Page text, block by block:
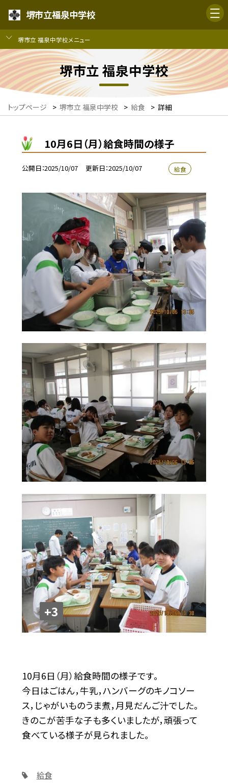
堺市立福泉中学校
堺市立 福泉中学校メニュー
堺市立 福泉中学校
トップページ > 堺市立 福泉中学校 > 給食 > 詳細
10月6日（月）給食時間の様子
公開日 2025/10/07 更新日 2025/10/07 給食
+3
10月6日（月）給食時間の様子です。
今日はごはん，牛乳，ハンバーグのキノコソー
ス，じゃがいものうま煮，月見だんご汁でした。
きのこが苦手な子も多くいましたが，頑張って
食べている様子が見られました。
給食